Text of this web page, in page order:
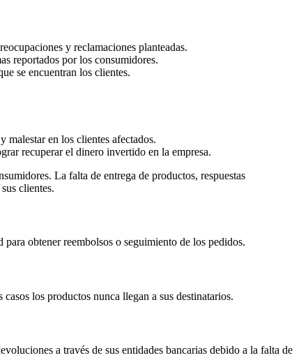
y reclamaciones planteadas.
reportados por los consumidores.
se encuentran los clientes.
malestar en los clientes afectados.
recuperar el dinero invertido en la empresa.
La falta de entrega de productos, respuestas
clientes.
obtener reembolsos o seguimiento de los pedidos.
los productos nunca llegan a sus destinatarios.
a través de sus entidades bancarias debido a la falta de